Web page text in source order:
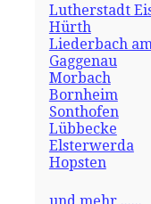
Lutherstadt
Hürth
Liederbach
Gaggenau
Morbach
Bornheim
Sonthofen
Lübbecke
Elsterwerda
Hopsten
und mehr ......